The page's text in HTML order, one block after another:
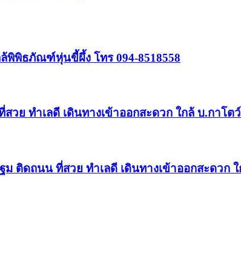
พิพิธภัณฑ์หุ่นขี้ผึ้ง โทร 094-8518558
ทำเลดี เดินทางเข้าออกสะดวก ใกล้ บ.กาโตว์
ติดถนน ที่สวย ทำเลดี เดินทางเข้าออกสะดวก ใ